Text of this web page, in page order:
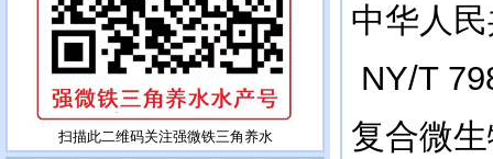
扫描此二维码关注强微铁三角养水
中华人
NY/T
复合微